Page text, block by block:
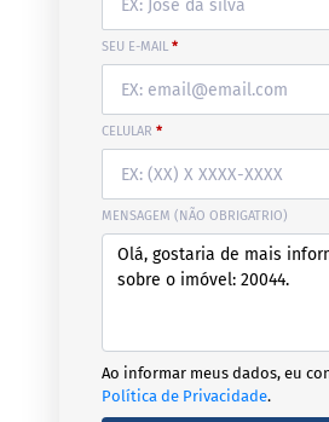
SEU E-MAIL *
CELULAR *
MENSAGEM (NÃO OBRIGATRIO)
Ao informar meus dados, eu
Política de Privacidade.